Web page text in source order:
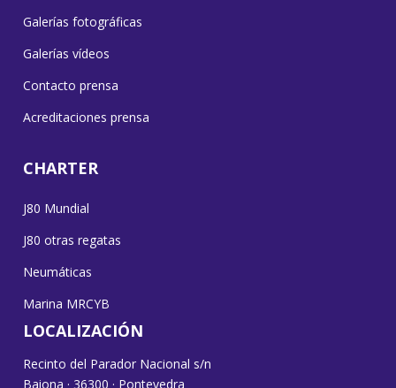
Galerías fotográficas
Galerías vídeos
Contacto prensa
Acreditaciones prensa
CHARTER
J80 Mundial
J80 otras regatas
Neumáticas
Marina MRCYB
LOCALIZACIÓN
Recinto del Parador Nacional s/n
Baiona · 36300 · Pontevedra